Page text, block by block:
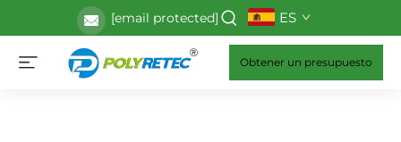
[email protected] ES
Obtener un presupuesto